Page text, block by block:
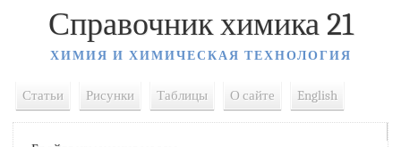
Справочник химика 21
ХИМИЯ И ХИМИЧЕСКАЯ ТЕХНОЛОГИЯ
Статьи Рисунки Таблицы О сайте English